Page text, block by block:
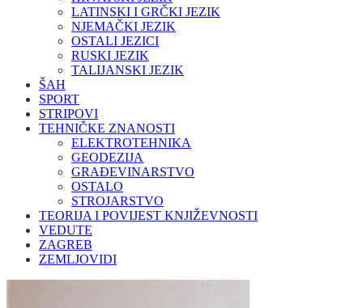
LATINSKI I GRČKI JEZIK
NJEMAČKI JEZIK
OSTALI JEZICI
RUSKI JEZIK
TALIJANSKI JEZIK
ŠAH
SPORT
STRIPOVI
TEHNIČKE ZNANOSTI
ELEKTROTEHNIKA
GEODEZIJA
GRAĐEVINARSTVO
OSTALO
STROJARSTVO
TEORIJA I POVIJEST KNJIŽEVNOSTI
VEDUTE
ZAGREB
ZEMLJOVIDI